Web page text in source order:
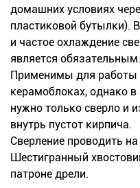
домашних условиях
пластиковой бутылки).
и частое охлаждение
является обязательным.
Применимы для работы
керамоблоках, однако
нужно только сверло и
внутрь пустот кирпича.
Сверление проводить
Шестигранный
патроне дрели.